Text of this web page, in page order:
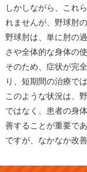
しかしながら、これ
れませんが、野球肘
野球肘は、単に肘の
さや全体的な身体の
そのため、症状が完
り、短期間の治療で
このような状況は、
ではなく、患者の身
善することが重要で
ですが、なかなか改